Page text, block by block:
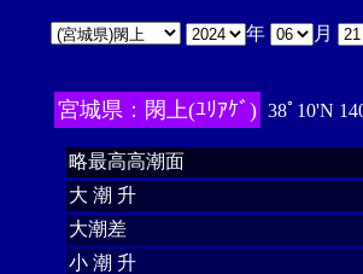
年 月
宮城県：閖上(ﾕﾘｱｹﾞ) 38ﾟ10'N
略最高高潮面
大 潮 升
大潮差
小 潮 升